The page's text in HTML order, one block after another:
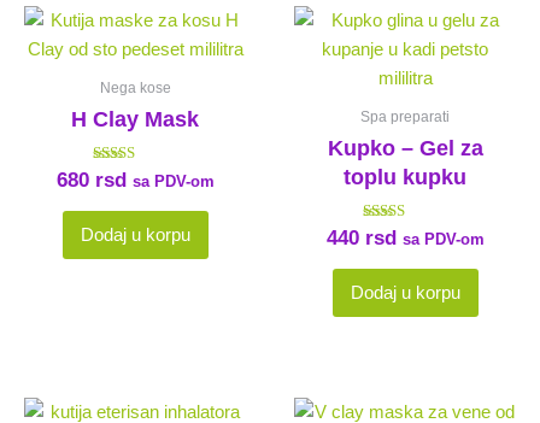
Nega kose
H Clay Mask
Ocenjeno sa
5.00
od 5
680 rsd sa PDV-om
Dodaj u korpu
Spa preparati
Kupko – Gel za
toplu kupku
Ocenjeno
sa
4.50
440 rsd sa PDV-om
Dodaj u korpu